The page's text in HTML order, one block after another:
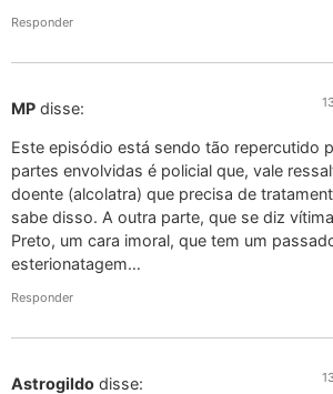
Responder
MP disse:
Este episódio está sendo tão repercutido
partes envolvidas é policial que, vale
doente (alcolatra) que precisa de
sabe disso. A outra parte, que se diz
Preto, um cara imoral, que tem um
esterionatagem…
Responder
Astrogildo disse: